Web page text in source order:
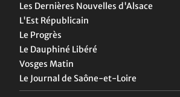
Les Dernières Nouvelles d'Alsace
L'Est Républicain
Le Progrès
Le Dauphiné Libéré
Vosges Matin
Le Journal de Saône-et-Loire